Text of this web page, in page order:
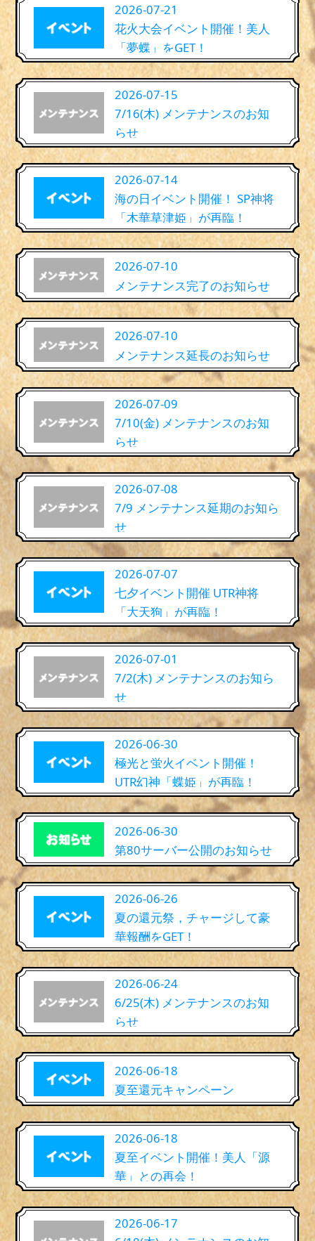
2026-07-21
花火大会イベント開催！美人
「夢蝶」をGET！
2026-07-15
7/16(木) メンテナンスのお知
らせ
2026-07-14
海の日イベント開催！ SP神将
「木華草津姫」が再臨！
2026-07-10
メンテナンス完了のお知らせ
2026-07-10
メンテナンス延長のお知らせ
2026-07-09
7/10(金) メンテナンスのお知
らせ
2026-07-08
7/9 メンテナンス延期のお知ら
せ
2026-07-07
七夕イベント開催 UTR神将
「大天狗」が再臨！
2026-07-01
7/2(木) メンテナンスのお知ら
せ
2026-06-30
極光と蛍火イベント開催！
UTR幻神「蝶姫」が再臨！
2026-06-30
第80サーバー公開のお知らせ
2026-06-26
夏の還元祭，チャージして豪
華報酬をGET！
2026-06-24
6/25(木) メンテナンスのお知
らせ
2026-06-18
夏至還元キャンペーン
2026-06-18
夏至イベント開催！美人「源
華」との再会！
2026-06-17